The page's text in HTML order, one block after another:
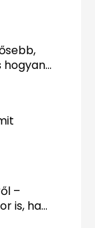
hogyan
–
is, ha